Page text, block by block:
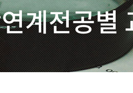
계전공별